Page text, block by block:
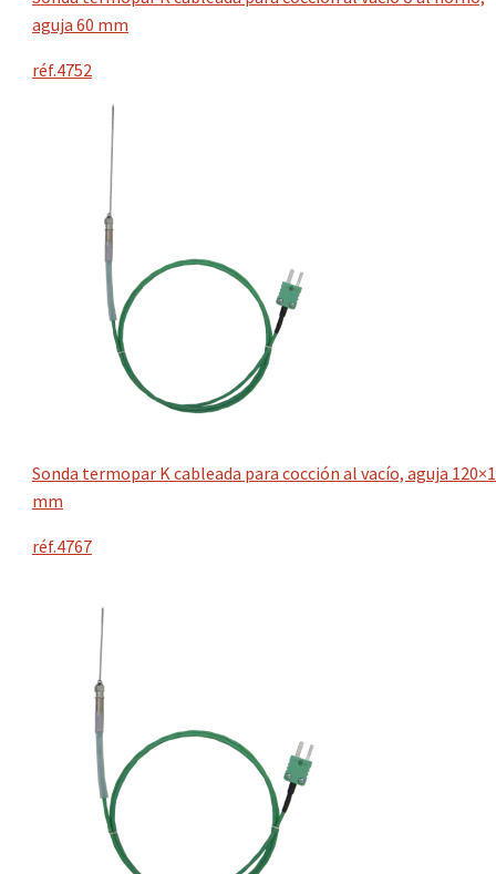
aguja 60 mm
réf.4752
Sonda termopar K cableada para cocción al vacío, aguja 120×1
mm
réf.4767